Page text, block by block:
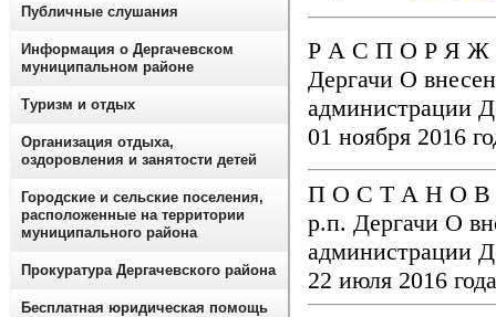
Р А С П О Р Я Ж Е
Дергачи О
администрации
01 ноября 2016
П О С Т А Н О В
р.п. Дергачи О
администрации
22 июля 2016
Публичные слушания
Информация о Дергачевском
муниципальном районе
Туризм и отдых
Организация отдыха,
оздоровления и занятости детей
Городские и сельские поселения,
расположенные на территории
муниципального района
Прокуратура Дергачевского района
Бесплатная юридическая помощь